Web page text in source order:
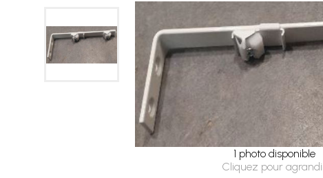
1 photo disponible
Cliquez pour